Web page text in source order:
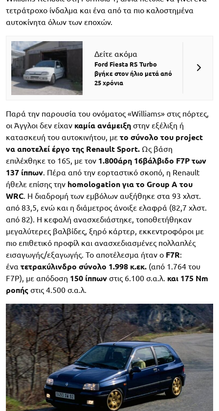
τετράτροχο ίνδαλμα και ένα από τα πιο καλοστημένα
αυτοκίνητα όλων των εποχών.
Δείτε ακόμα
Ford Fiesta RS Turbo
βγήκε στον ήλιο μετά από
25 χρόνια
Παρά την παρουσία του ονόματος «Williams» στις πόρτες,
οι Άγγλοι δεν είχαν καμία ανάμειξη στην εξέλιξη ή
κατασκευή του αυτοκινήτου, με το σύνολο του project
να αποτελεί έργο της Renault Sport. Ως βάση
επιλέχθηκε το 16S, με τον 1.800άρη 16βάλβιδο F7P των
137 ίππων . Πέρα από την εορταστικό σκοπό, η Renault
ήθελε επίσης την homologation για το Group A του
WRC . Η διαδρομή των εμβόλων αυξήθηκε στα 93 χλστ.
από 83,5, ενώ και η διάμετρος άνοιξε ελαφρά (82,7 χλστ.
από 82). Η κεφαλή ανασχεδιάστηκε, τοποθετήθηκαν
μεγαλύτερες βαλβίδες, ξηρό κάρτερ, εκκεντροφόροι με
πιο επιθετικό προφίλ και ανασχεδιασμένες πολλαπλές
εισαγωγής/εξαγωγής. Το αποτέλεσμα ήταν ο F7R:
ένα τετρακύλινδρο σύνολο 1.998 κ.εκ. (από 1.764 του
F7P), με απόδοση 150 ίππων στις 6.100 σ.α.λ. και 175 Nm
ροπής στις 4.500 σ.α.λ.